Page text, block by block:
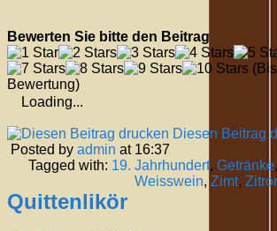
Bewerten Sie bitte den Beitrag
Bewertung)
Loading...
Diesen Beitrag
Posted by admin at 16:37
Tagged with: 19. Jahrhundert, Getränke,
Weisswein, Zimt,
Quittenlikör